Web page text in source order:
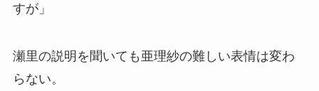
すが」
瀬里の説明を聞いても亜理紗の難しい表情は変わ
らない。